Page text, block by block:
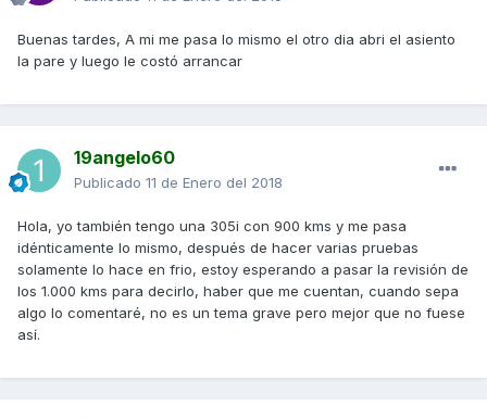
Buenas tardes, A mi me pasa lo mismo el otro dia abri el asiento
la pare y luego le costó arrancar
19angelo60
Publicado 11 de Enero del 2018
Hola, yo también tengo una 305i con 900 kms y me pasa
idénticamente lo mismo, después de hacer varias pruebas
solamente lo hace en frio, estoy esperando a pasar la revisión de
los 1.000 kms para decirlo, haber que me cuentan, cuando sepa
algo lo comentaré, no es un tema grave pero mejor que no fuese
así.